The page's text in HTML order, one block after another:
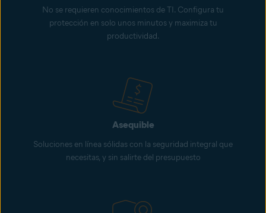
No se requieren conocimientos de TI. Configura tu
protección en solo unos minutos y maximiza tu
productividad.
Asequible
Soluciones en línea sólidas con la seguridad integral que
necesitas, y sin salirte del presupuesto